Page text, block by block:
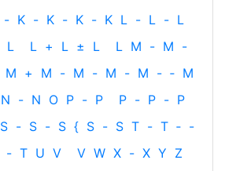
- K - K - K - K L - L - L
L L + L ± L L M - M -
M + M - M - M - M - ‐ M
N - N O P - P P - P - P
S - S - S { S - S T - T ‐ -
- T U V V W X - X Y Z